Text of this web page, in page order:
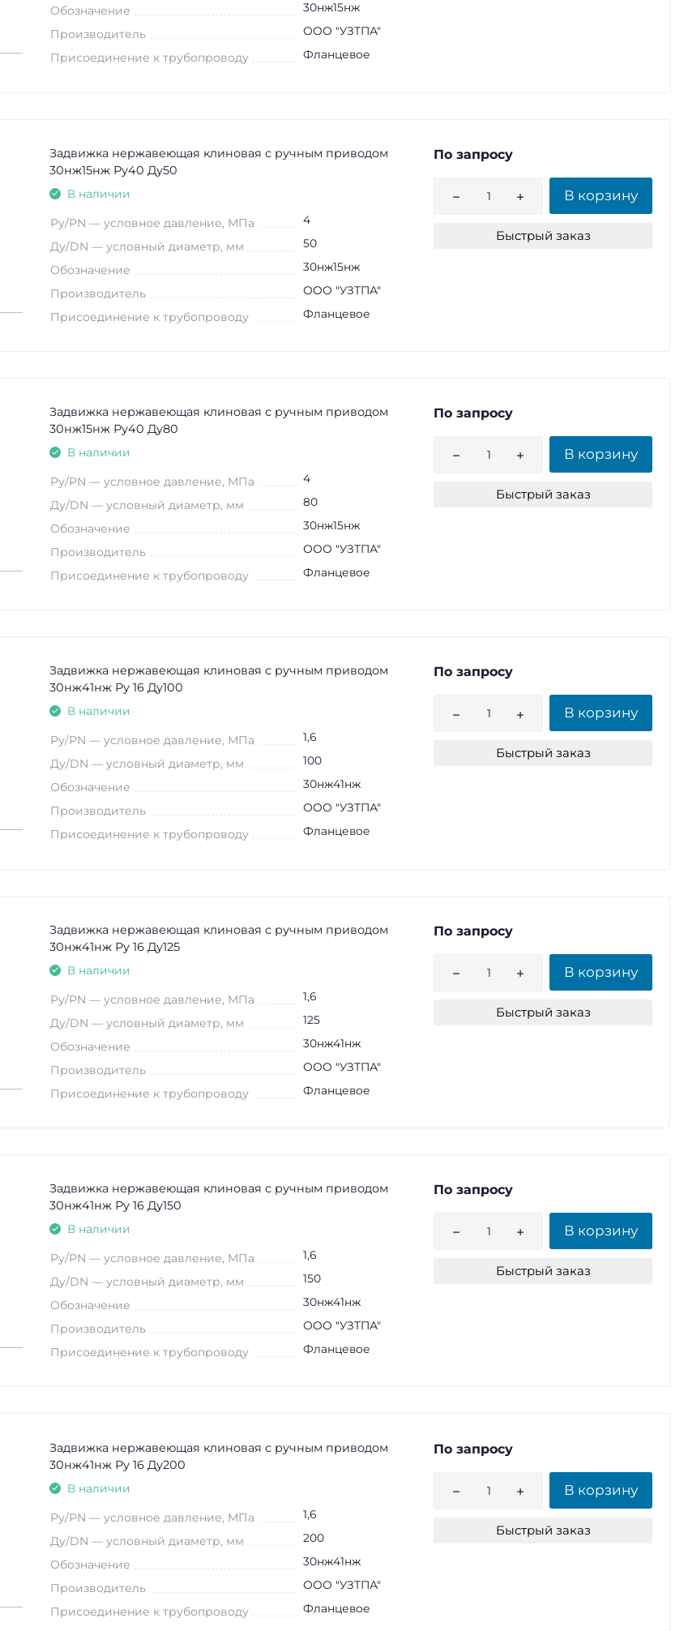
Обозначение 30нж15нж
Производитель ООО "УЗТПА"
Присоединение к трубопроводу Фланцевое
Задвижка нержавеющая клиновая с ручным приводом
30нж15нж Ру40 Ду50
В наличии
Ру/PN — условное давление, МПа 4
Ду/DN — условный диаметр, мм 50
Обозначение 30нж15нж
Производитель ООО "УЗТПА"
Присоединение к трубопроводу Фланцевое
По запросу
В корзину
Быстрый заказ
Задвижка нержавеющая клиновая с ручным приводом
30нж15нж Ру40 Ду80
В наличии
Ру/PN — условное давление, МПа 4
Ду/DN — условный диаметр, мм 80
Обозначение 30нж15нж
Производитель ООО "УЗТПА"
Присоединение к трубопроводу Фланцевое
По запросу
В корзину
Быстрый заказ
Задвижка нержавеющая клиновая с ручным приводом
30нж41нж Ру 16 Ду100
В наличии
Ру/PN — условное давление, МПа 1,6
Ду/DN — условный диаметр, мм 100
Обозначение 30нж41нж
Производитель ООО "УЗТПА"
Присоединение к трубопроводу Фланцевое
По запросу
В корзину
Быстрый заказ
Задвижка нержавеющая клиновая с ручным приводом
30нж41нж Ру 16 Ду125
В наличии
Ру/PN — условное давление, МПа 1,6
Ду/DN — условный диаметр, мм 125
Обозначение 30нж41нж
Производитель ООО "УЗТПА"
Присоединение к трубопроводу Фланцевое
По запросу
В корзину
Быстрый заказ
Задвижка нержавеющая клиновая с ручным приводом
30нж41нж Ру 16 Ду150
В наличии
Ру/PN — условное давление, МПа 1,6
Ду/DN — условный диаметр, мм 150
Обозначение 30нж41нж
Производитель ООО "УЗТПА"
Присоединение к трубопроводу Фланцевое
По запросу
В корзину
Быстрый заказ
Задвижка нержавеющая клиновая с ручным приводом
30нж41нж Ру 16 Ду200
В наличии
Ру/PN — условное давление, МПа 1,6
Ду/DN — условный диаметр, мм 200
Обозначение 30нж41нж
Производитель ООО "УЗТПА"
Присоединение к трубопроводу Фланцевое
По запросу
В корзину
Быстрый заказ